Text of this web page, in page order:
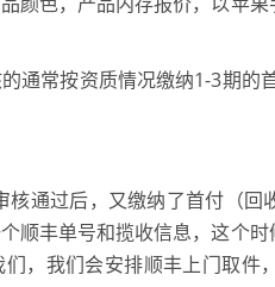
通常按资质情况缴纳1-3期的
通过后，又缴纳了首付（回
顺丰单号和揽收信息，这个
，我们会安排顺丰上门取件